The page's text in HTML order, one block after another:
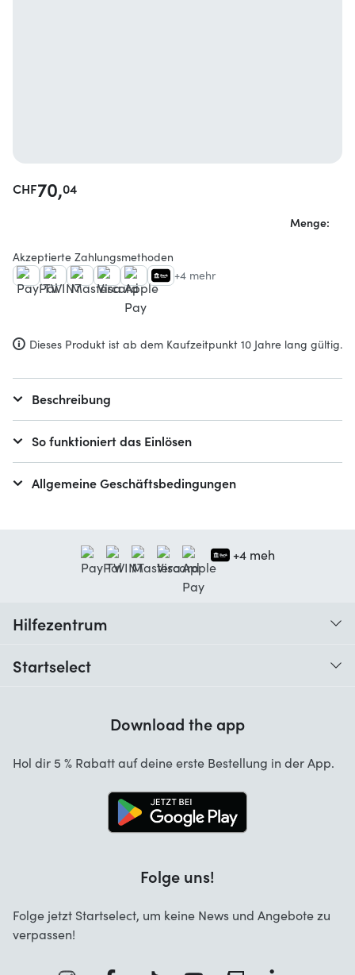
CHF70,04
Menge:
Akzeptierte Zahlungsmethoden
+4 mehr
Dieses Produkt ist ab dem Kaufzeitpunkt 10 Jahre lang gültig.
Beschreibung
So funktioniert das Einlösen
Allgemeine Geschäftsbedingungen
+4 meh
Hilfezentrum
Startselect
Startselect App
Download the app
Hol dir 5 % Rabatt auf deine erste Bestellung in der App.
Folge uns!
Folge jetzt Startselect, um keine News und Angebote zu
verpassen!